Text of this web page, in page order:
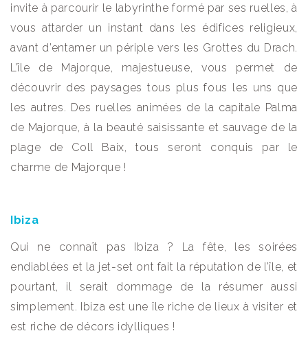
invite à parcourir le labyrinthe formé par ses ruelles, à
vous attarder un instant dans les édifices religieux,
avant d’entamer un périple vers les Grottes du Drach.
L’île de Majorque, majestueuse, vous permet de
découvrir des paysages tous plus fous les uns que
les autres. Des ruelles animées de la capitale Palma
de Majorque, à la beauté saisissante et sauvage de la
plage de Coll Baix, tous seront conquis par le
charme de Majorque !
Ibiza
Qui ne connaît pas Ibiza ? La fête, les soirées
endiablées et la jet-set ont fait la réputation de l’île, et
pourtant, il serait dommage de la résumer aussi
simplement. Ibiza est une île riche de lieux à visiter et
est riche de décors idylliques !